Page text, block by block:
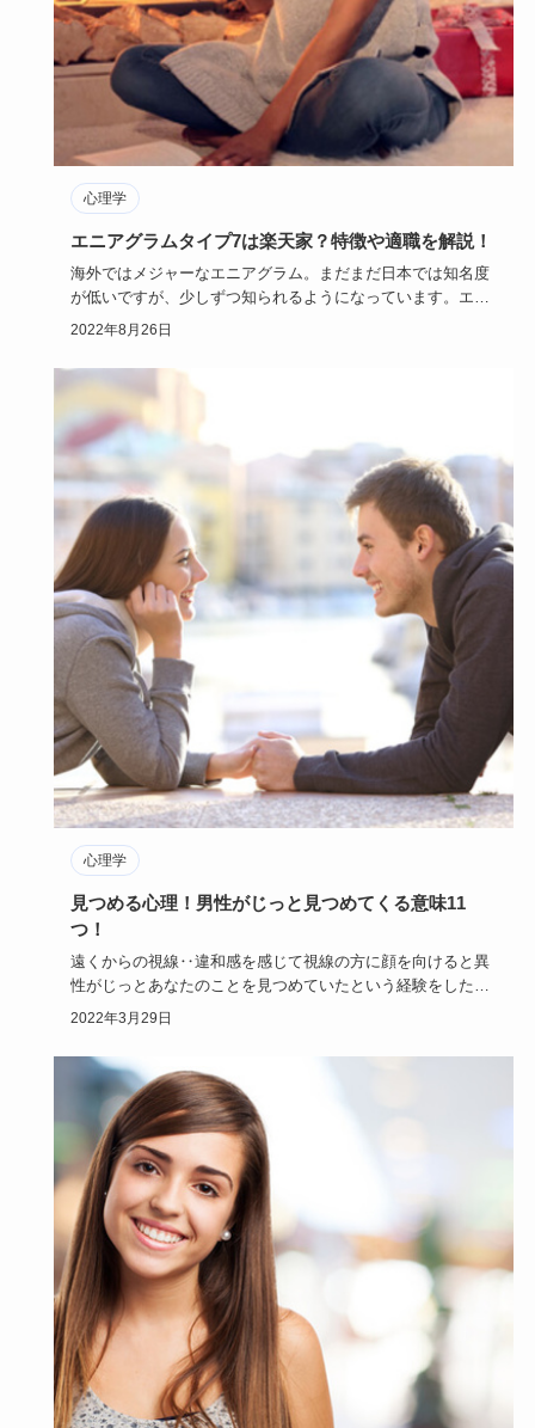
心理学
エニアグラムタイプ7は楽天家？特徴や適職を解説！
海外ではメジャーなエニアグラム。まだまだ日本では知名度
が低いですが、少しずつ知られるようになっています。エニ
アグラムには9…
2022年8月26日
心理学
見つめる心理！男性がじっと見つめてくる意味11
つ！
遠くからの視線‥違和感を感じて視線の方に顔を向けると異
性がじっとあなたのことを見つめていたという経験をしたこ
とがある人も多…
2022年3月29日